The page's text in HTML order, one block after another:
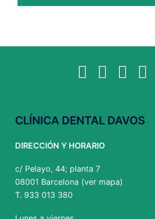
Facebook
Twitter YouTube
CLÍNICA DENTAL DAVOS
DIRECCIÓN Y HORARIO
c/ Pelayo, 44; planta 7
08001 Barcelona (ver mapa)
T. 933 013 380